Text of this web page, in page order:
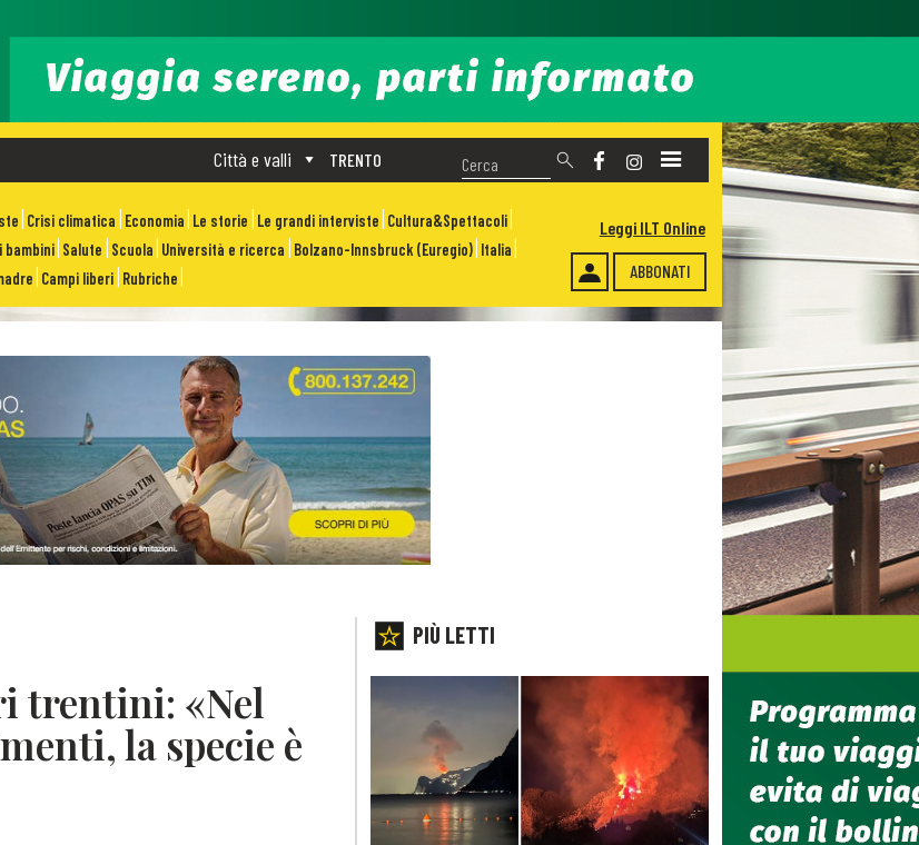
TRENTO
Città e valli
Crisi climatica Economia Le storie Le grandi interviste Cultura&Spettacoli
bambini Salute Scuola Università e ricerca Bolzano-Innsbruck (Euregio) Italia
Campi liberi Rubriche ABBONATI
Leggi ILT Online
trentini: «Nel
la specie è
PIÙ LETTI